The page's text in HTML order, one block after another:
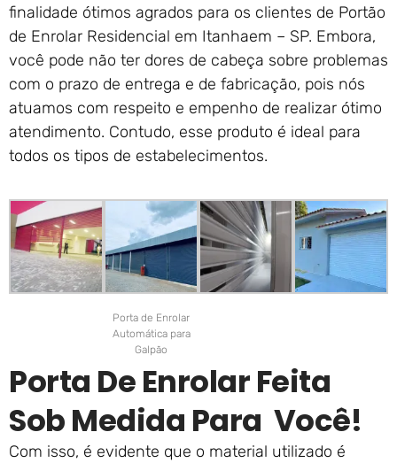
finalidade ótimos agrados para os clientes de Portão
de Enrolar Residencial em Itanhaem – SP. Embora,
você pode não ter dores de cabeça sobre problemas
com o prazo de entrega e de fabricação, pois nós
atuamos com respeito e empenho de realizar ótimo
atendimento. Contudo, esse produto é ideal para
todos os tipos de estabelecimentos.
Porta de Enrolar
Automática para
Galpão
Porta De Enrolar Feita
Sob Medida Para Você!
Com isso, é evidente que o material utilizado é